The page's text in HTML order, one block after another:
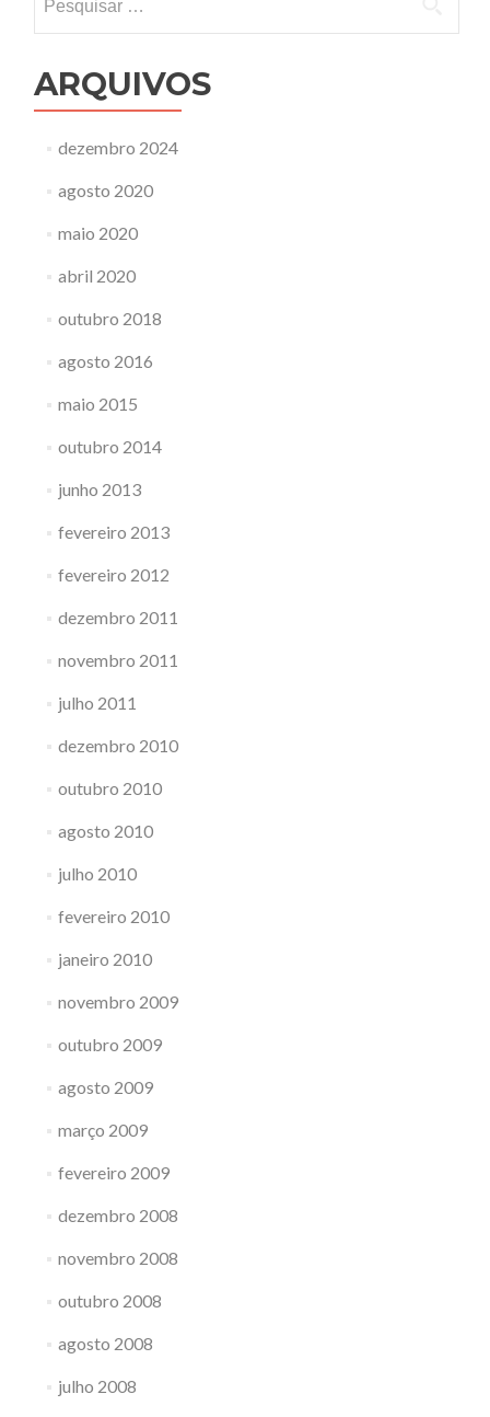
por:
ARQUIVOS
dezembro 2024
agosto 2020
maio 2020
abril 2020
outubro 2018
agosto 2016
maio 2015
outubro 2014
junho 2013
fevereiro 2013
fevereiro 2012
dezembro 2011
novembro 2011
julho 2011
dezembro 2010
outubro 2010
agosto 2010
julho 2010
fevereiro 2010
janeiro 2010
novembro 2009
outubro 2009
agosto 2009
março 2009
fevereiro 2009
dezembro 2008
novembro 2008
outubro 2008
agosto 2008
julho 2008